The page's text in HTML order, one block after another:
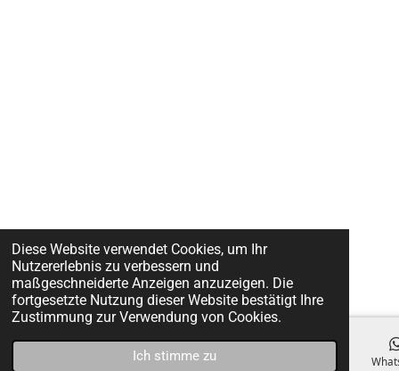
Diese Website verwendet Cookies, um Ihr
Nutzererlebnis zu verbessern und
maßgeschneiderte Anzeigen anzuzeigen. Die
fortgesetzte Nutzung dieser Website bestätigt Ihre
Zustimmung zur Verwendung von Cookies.
Ich stimme zu
Telefon